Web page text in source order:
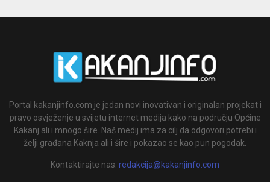
Portal kakanjinfo.com je jedan novi inovativan i originalan projekat i
pravo osvježenje u svijetu internet medija kako na području Općine
Kakanj ali i mnogo šire. Naš medij ima za cilj da odgovori potrebi i
želji građana Kaknja ali i šire i pokazao se kao pun pogodak.
Kontaktirajte nas: redakcija@kakanjinfo.com